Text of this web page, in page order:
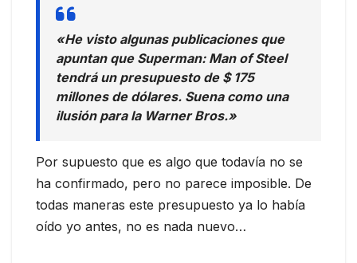
«He visto algunas publicaciones que
apuntan que Superman: Man of Steel
tendrá un presupuesto de $ 175
millones de dólares. Suena como una
ilusión para la Warner Bros.»
Por supuesto que es algo que todavía no se
ha confirmado, pero no parece imposible. De
todas maneras este presupuesto ya lo había
oído yo antes, no es nada nuevo…